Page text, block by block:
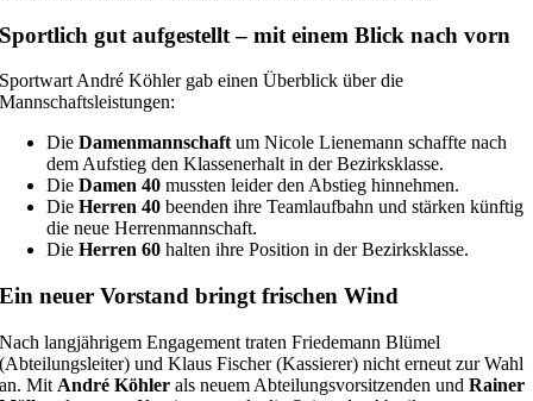
Sportlich gut aufgestellt – mit einem Blick nach vorn
Sportwart André Köhler gab einen Überblick über die
Mannschaftsleistungen:
DieDamenmannschaft um Nicole Lienemann schaffte nach
dem Aufstieg den Klassenerhalt in der Bezirksklasse.
DieDamen 40 mussten leider den Abstieg hinnehmen.
DieHerren 40 beenden ihre Teamlaufbahn und stärken künftig
die neue Herrenmannschaft.
DieHerren 60 halten ihre Position in der Bezirksklasse.
Ein neuer Vorstand bringt frischen Wind
Nach langjährigem Engagement traten Friedemann Blümel
(Abteilungsleiter) und Klaus Fischer (Kassierer) nicht erneut zur Wahl
an. Mit André Köhler als neuem Abteilungsvorsitzenden undRainer